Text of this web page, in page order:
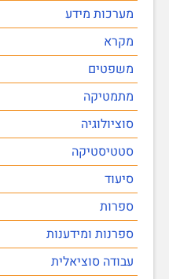
מערכות מידע
מקרא
משפטים
מתמטיקה
סוציולוגיה
סטטיסטיקה
סיעוד
ספרות
ספרנות ומידענות
עבודה סוציאלית